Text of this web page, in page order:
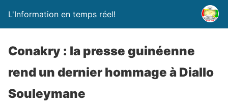
L'Information en temps réel!
Conakry : la presse guinéenne
rend un dernier hommage à Diallo
Souleymane